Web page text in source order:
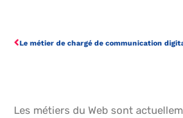
Le métier de chargé de communication
Les métiers du Web sont